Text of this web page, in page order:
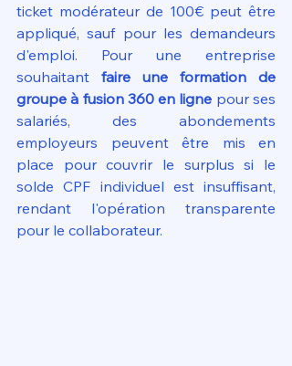
ticket modérateur de 100€ peut être
appliqué, sauf pour les demandeurs
d'emploi. Pour une entreprise
souhaitant faire une formation de
groupe à fusion 360 en ligne pour ses
salariés, des abondements
employeurs peuvent être mis en
place pour couvrir le surplus si le
solde CPF individuel est insuffisant,
rendant l'opération transparente
pour le collaborateur.